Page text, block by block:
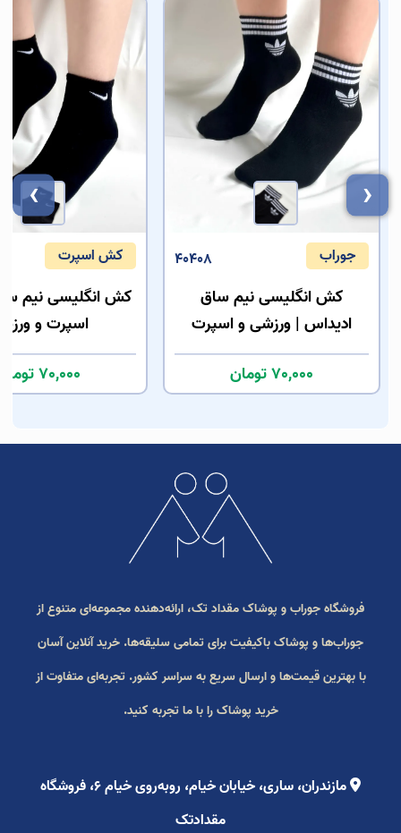
جوراب 40408
کش انگلیسی نیم ساق
ادیداس | ورزشی و اسپرت
70,000 تومان
کش اسپرت
کش انگلیسی نیم
اسپرت و
70,000 تومان
‹
›
فروشگاه جوراب و پوشاک مقداد تک، ارائه‌دهنده مجموعه‌ای متنوع از
جوراب‌ها و پوشاک باکیفیت برای تمامی سلیقه‌ها. خرید آنلاین آسان
با بهترین قیمت‌ها و ارسال سریع به سراسر کشور. تجربه‌ای متفاوت از
خرید پوشاک را با ما تجربه کنید.
مازندران، ساری، خیابان خیام، روبه‌روی خیام ۶، فروشگاه
مقدادتک